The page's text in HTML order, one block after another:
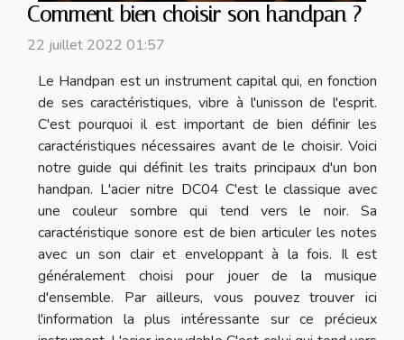
Comment bien choisir son handpan ?
22 juillet 2022 01:57
Le Handpan est un instrument capital qui, en fonction
de ses caractéristiques, vibre à l'unisson de l'esprit.
C'est pourquoi il est important de bien définir les
caractéristiques nécessaires avant de le choisir. Voici
notre guide qui définit les traits principaux d'un bon
handpan. L'acier nitre DC04 C'est le classique avec
une couleur sombre qui tend vers le noir. Sa
caractéristique sonore est de bien articuler les notes
avec un son clair et enveloppant à la fois. Il est
généralement choisi pour jouer de la musique
d'ensemble. Par ailleurs, vous pouvez trouver ici
l'information la plus intéressante sur ce précieux